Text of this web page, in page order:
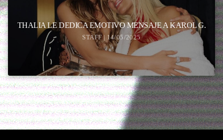
THALIA LE DEDICA EMOTIVO MENSAJE A KAROL G.
STAFF | 14/05/2025